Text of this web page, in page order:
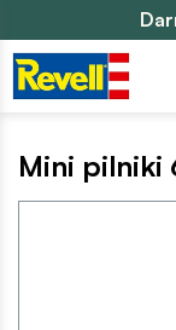
Mini pilniki